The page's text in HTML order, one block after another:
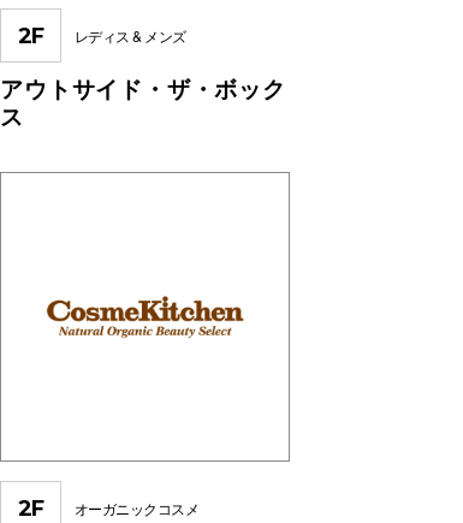
2F レディス & メンズ
アウトサイド・ザ・ボック
ス
2F オーガニックコスメ